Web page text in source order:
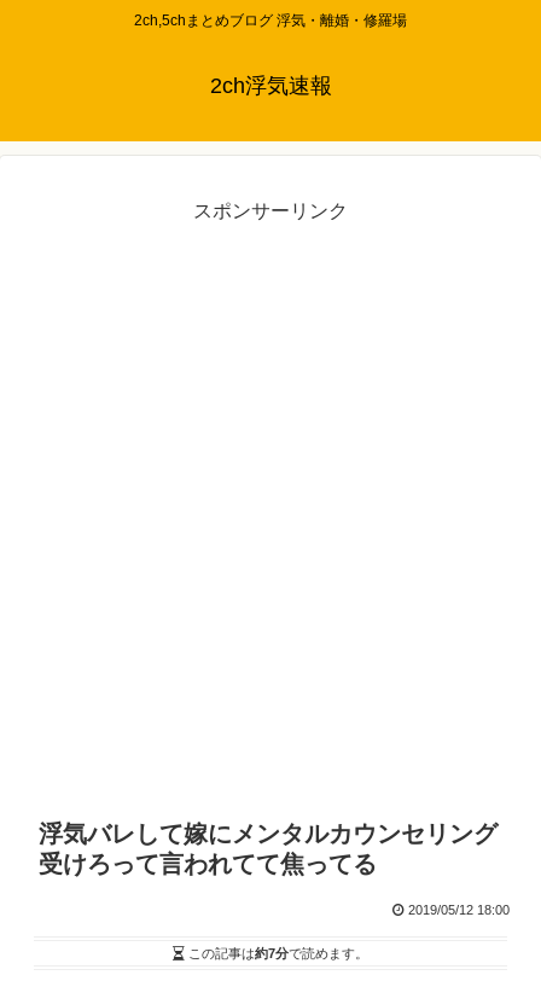
2ch,5chまとめブログ 浮気・離婚・修羅場
2ch浮気速報
スポンサーリンク
浮気バレして嫁にメンタルカウンセリング
受けろって言われてて焦ってる
2019/05/12 18:00
この記事は約7分で読めます。